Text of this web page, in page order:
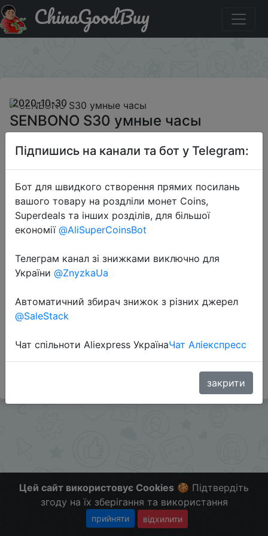
Промокод на знижку BGSEN30 SENBONO S30 умные
часы
ChinaGoodBuy
2020-10-30
SENBONO S30 умные часы
$17.99
Промокод:"BGSEN30"
Перейти до магазину
Додаткова інформація відсутня.
каналі:
ZnyzhkaUA
Цей сайт використовує Cookies 🍪 Підтвердіть
згоду на їх зберігання та використання
прийняти відхилити
Підпишись на канали та бот у Telegram:
Бот для швидкого створення прямих посилань
вашого товару на роздліли монет Coins,
Superdeals та інших розділів, для більшої
економії @AliSuperCoinsBot
Телеграм канал зі знижками виключно для
України @ZnyzkaUa
Автоматичний збирач знижок з різних джерел
@SaleStack
Чат спільноти Aliexpress УкраїнаЧат Аліекспресс
закрити